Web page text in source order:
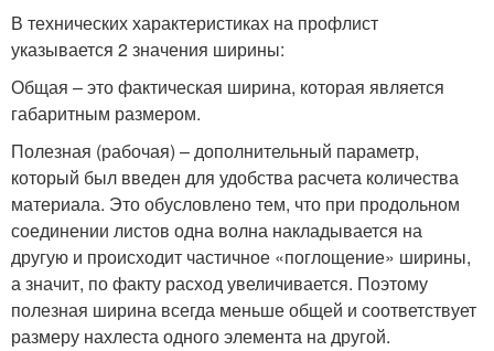
В технических характеристиках на профлист
указывается 2 значения ширины:
Общая – это фактическая ширина, которая является
габаритным размером.
Полезная (рабочая) – дополнительный параметр,
который был введен для удобства расчета количества
материала. Это обусловлено тем, что при продольном
соединении листов одна волна накладывается на
другую и происходит частичное «поглощение» ширины,
а значит, по факту расход увеличивается. Поэтому
полезная ширина всегда меньше общей и соответствует
размеру нахлеста одного элемента на другой.